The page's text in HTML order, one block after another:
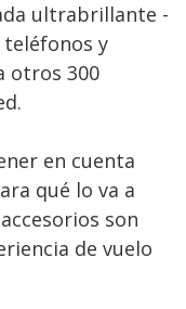
ultrabrillante -
teléfonos y
otros 300
en cuenta
qué lo va a
son
de vuelo